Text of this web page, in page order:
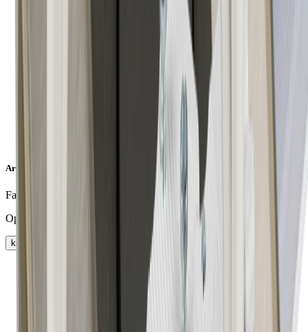
Artikeleigenschaften
Farbe
Opal
keyboard_arrow_right